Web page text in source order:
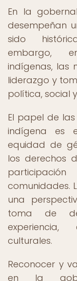
En la
desempeñan
sido
embargo,
indígenas, las
liderazgo y
política, social
El papel de
indígena es
equidad de
los derechos
comunidades.
una
toma de
culturales.
Reconocer y
en la